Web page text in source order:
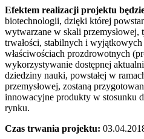
Efektem realizacji projektu
biotechnologii, dzięki której
wytwarzane w skali przemysłowej,
trwałości, stabilnych i
właściwościach prozdrowotnych
wykorzystywanie dostępnej
dziedziny nauki, powstałej w
przemysłowej, zostaną
innowacyjne produkty w stosunku
rynku.
Czas trwania projektu: